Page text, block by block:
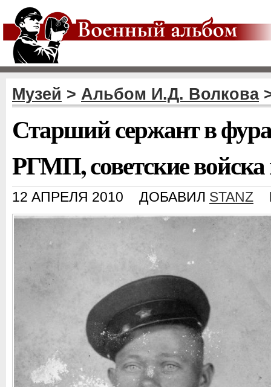
Музей > Альбом И.Д. Волкова
Старший сержант в
РГМП, советские
12 АПРЕЛЯ 2010 ДОБАВИЛ STANZ